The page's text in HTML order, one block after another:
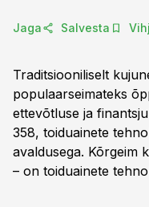
Jaga Salvesta
Traditsiooniliselt
populaarseimateks
ettevõtluse ja
358, toiduainete
avaldusega. Kõrgeim
– on toiduainete